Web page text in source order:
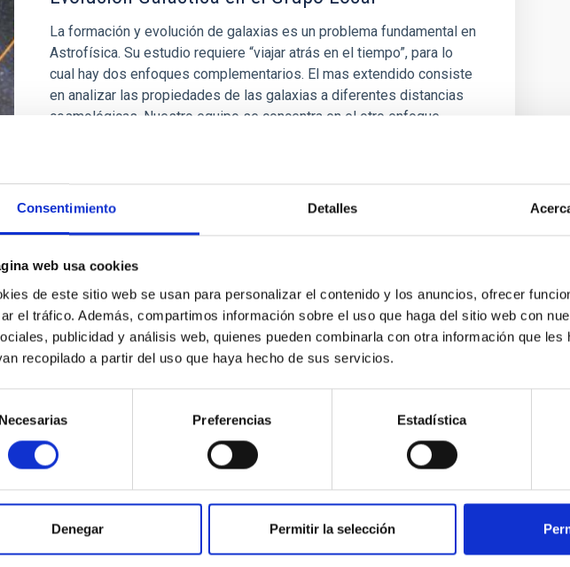
Consentimiento Detalles
web usa cookies
de este sitio web se usan para personalizar el contenido y los anuncios, ofrecer
el tráfico. Además, compartimos información sobre el uso que haga del sitio web con
publicidad y análisis web, quienes pueden combinarla con otra información que les
recopilado a partir del uso que haya hecho de sus servicios.
Necesarias Preferencias Estadística
Denegar Permitir la selección
La formación y evolución de galaxias es un problema fundamental en
Astrofísica. Su estudio requiere “viajar atrás en el tiempo”, para lo
cual hay dos enfoques complementarios. El mas extendido consiste
en analizar las propiedades de las galaxias a diferentes distancias
cosmológicas. Nuestro equipo se concentra en el otro enfoque,
En ejecución
with Dense Cores in the Transition between Cloud and Core
of star formation, we expect to see alignments between the magnetic field orientation
instead, however, that the orientation of cores and their angular momentum vectors